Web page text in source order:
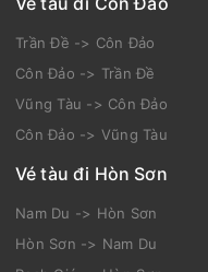
Vé tàu đi Côn Đảo
Trần Đề -> Côn Đảo
Côn Đảo -> Trần Đề
Vũng Tàu -> Côn Đảo
Côn Đảo -> Vũng Tàu
Vé tàu đi Hòn Sơn